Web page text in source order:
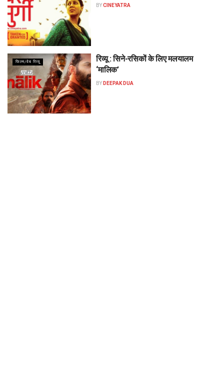
BYCINEYATRA
फिल्म/वेब रिव्यू
रिव्यू : सिने-रसिकों के लिए मलयालम
‘मालिक’
BY DEEPAK DUA